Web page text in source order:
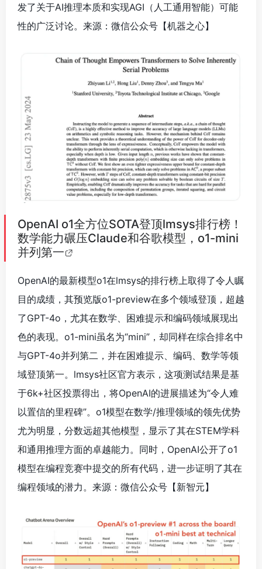
发了关于AI推理本质和实现AGI（人工通用智能）可能
性的广泛讨论。来源：微信公众号【机器之心】
OpenAI o1全方位SOTA登顶lmsys排行榜！
数学能力碾压Claude和谷歌模型，o1-mini
并列第一
OpenAI的最新模型o1在lmsys的排行榜上取得了令人瞩
目的成绩，其预览版o1-preview在多个领域登顶，超越
了GPT-4o，尤其在数学、困难提示和编码领域展现出
色的表现。o1-mini虽名为“mini”，却同样在综合排名中
与GPT-4o并列第二，并在困难提示、编码、数学等领
域登顶第一。lmsys社区官方表示，这项测试结果是基
于6k+社区投票得出，将OpenAI的进展描述为“令人难
以置信的里程碑”。o1模型在数学/推理领域的领先优势
尤为明显，分数远超其他模型，显示了其在STEM学科
和通用推理方面的卓越能力。同时，OpenAI公开了o1
模型在编程竞赛中提交的所有代码，进一步证明了其在
编程领域的潜力。来源：微信公众号【新智元】